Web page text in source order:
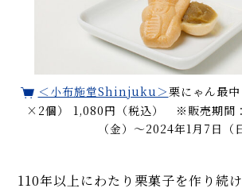
＜小布施堂Shinjuku＞栗にゃん最
×2個） 1,080円（税込） ※販売期間
（金）〜2024年1月7日（
110年以上にわたり栗菓子を作り続